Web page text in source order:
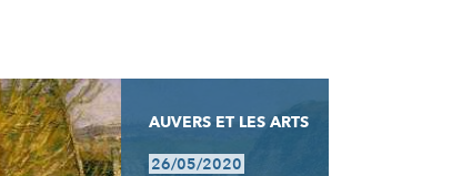
AUVERS ET LES ARTS
26/05/2020